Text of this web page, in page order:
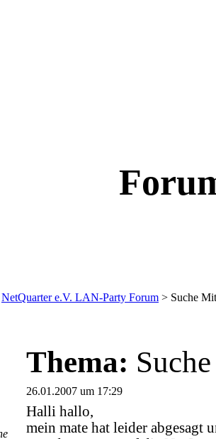
NetQuarter e.V. LAN-Party Forum > Suche
Thema:
26.01.2007 um 17:29
Halli hallo,
mein mate hat leider abgesagt